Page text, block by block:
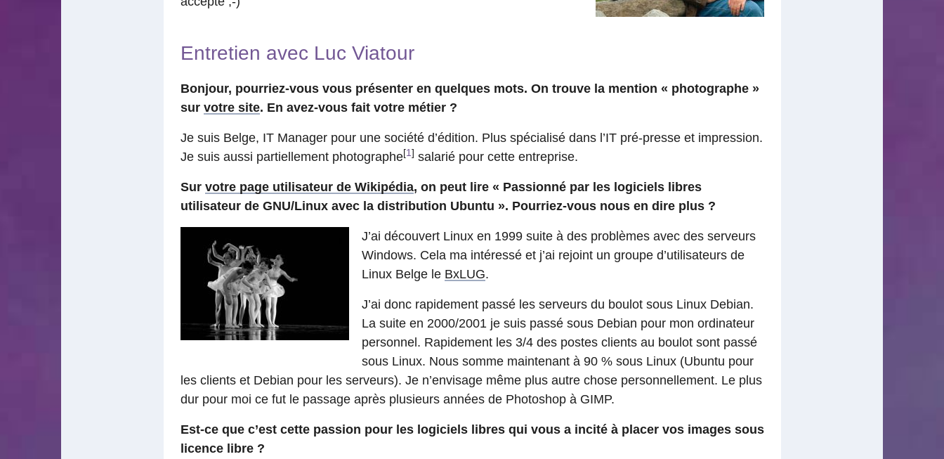
Entretien avec Luc Viatour
Bonjour, pourriez-vous vous présenter en quelques mots. On trouve la mention « photographe »
sur votre site. En avez-vous fait votre métier ?
Je suis Belge, IT Manager pour une société d’édition. Plus spécialisé dans l’IT pré-presse et impression.
Je suis aussi partiellement photographe[1 ] salarié pour cette entreprise.
Sur votre page utilisateur de Wikipédia, on peut lire « Passionné par les logiciels libres
utilisateur de GNU/Linux avec la distribution Ubuntu ». Pourriez-vous nous en dire plus ?
J’ai découvert Linux en 1999 suite à des problèmes avec des serveurs
Windows. Cela ma intéressé et j’ai rejoint un groupe d’utilisateurs de
Linux Belge le BxLUG.
J’ai donc rapidement passé les serveurs du boulot sous Linux Debian.
La suite en 2000/2001 je suis passé sous Debian pour mon ordinateur
personnel. Rapidement les 3/4 des postes clients au boulot sont passé
sous Linux. Nous somme maintenant à 90 % sous Linux (Ubuntu pour
les clients et Debian pour les serveurs). Je n’envisage même plus autre chose personnellement. Le plus
dur pour moi ce fut le passage après plusieurs années de Photoshop à GIMP.
Est-ce que c’est cette passion pour les logiciels libres qui vous a incité à placer vos images sous
licence libre ?